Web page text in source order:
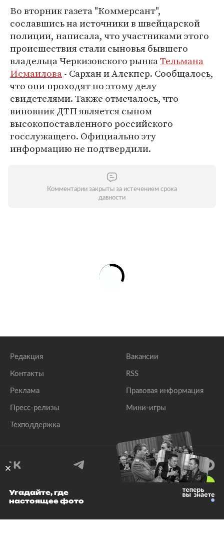
Во вторник газета "Коммерсант",
сославшись на источники в швейцарской
полиции, написала, что участниками этого
происшествия стали сыновья бывшего
владельца Черкизовского рынкаТельмана
Исмаилова- Сархан и Алекпер. Сообщалось,
что они проходят по этому делу
свидетелями. Также отмечалось, что
виновник ДТП является сыном
высокопоставленного российского
госслужащего. Официально эту
информацию не подтвердили.
Комментарии закрыты за истечением срока
давности
Редакция
Контакты
Реклама
Пресс-релизы
Техподдержка
Вакансии
RSS
Правовая информация
Мини-игры
© 1999–2026 Все права защищены.
Угадайте, где
настоящее фото